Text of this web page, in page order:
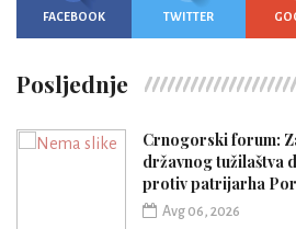
FACEBOOK TWITTER
Posljednje
Crnogorski forum:
državnog tužilaštva
protiv patrijarha
Avg 06, 2026